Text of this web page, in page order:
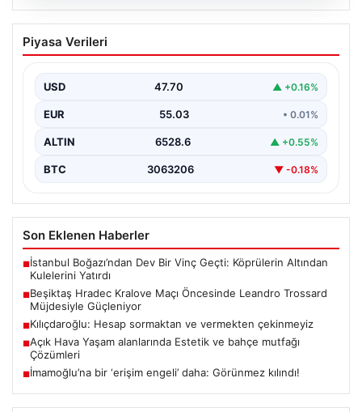
05.08.2026
Beşiktaş Hradec Kralove Maçı
Öncesinde Leandro Trossard
Türk futbolunun köklü kulüplerinden Beşiktaş, UEFA
Piyasa Verileri
USD 47.70 ▲ +0.16%
EUR 55.03 • 0.01%
ALTIN 6528.6 ▲ +0.55%
BTC 3063206 ▼ -0.18%
Son Eklenen Haberler
■İstanbul Boğazı’ndan Dev Bir Vinç Geçti: Köprülerin Altından
Kulelerini Yatırdı
■Beşiktaş Hradec Kralove Maçı Öncesinde Leandro Trossard
Müjdesiyle Güçleniyor
■Kılıçdaroğlu: Hesap sormaktan ve vermekten çekinmeyiz
■Açık Hava Yaşam alanlarında Estetik ve bahçe mutfağı
Çözümleri
■İmamoğlu’na bir ‘erişim engeli’ daha: Görünmez kılındı!